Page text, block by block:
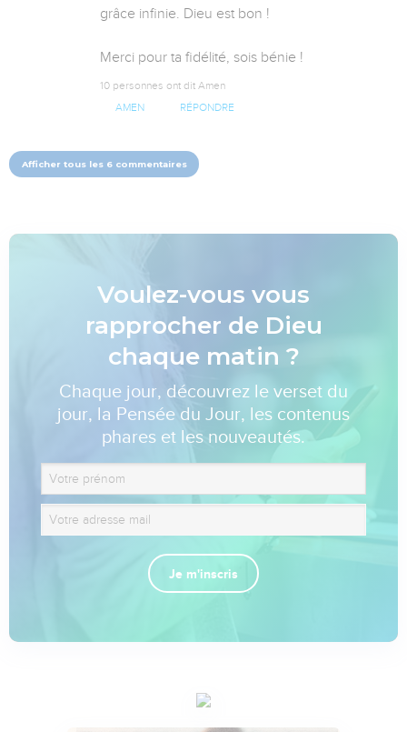
grâce infinie. Dieu est bon !
Merci pour ta fidélité, sois bénie !
10 personnes ont dit Amen
AMEN RÉPONDRE
Afficher tous les 6 commentaires
Voulez-vous vous
rapprocher de Dieu
chaque matin ?
Chaque jour, découvrez le verset du
jour, la Pensée du Jour, les contenus
phares et les nouveautés.
Je m'inscris